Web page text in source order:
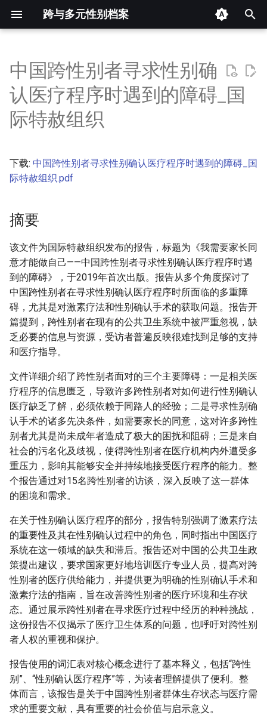
跨与多元性别档案
开
始
索
摘要
其他信息 [Processed Page
Metadata]
中国跨性别者寻求性别确
认医疗程序时遇到的障碍_国
际特赦组织
下载: 中国跨性别者寻求性别确认医疗程序时遇到的障碍_国
际特赦组织.pdf
摘要
该文件为国际特赦组织发布的报告，标题为《我需要家长同
意才能做自己——中国跨性别者寻求性别确认医疗程序时遇
到的障碍》，于2019年首次出版。报告从多个角度探讨了
中国跨性别者在寻求性别确认医疗程序时所面临的多重障
碍，尤其是对激素疗法和性别确认手术的获取问题。报告开
篇提到，跨性别者在现有的公共卫生系统中被严重忽视，缺
乏必要的信息与资源，受访者普遍反映很难找到足够的支持
和医疗指导。
文件详细介绍了跨性别者面对的三个主要障碍：一是相关医
疗程序的信息匮乏，导致许多跨性别者对如何进行性别确认
医疗缺乏了解，必须依赖于同路人的经验；二是寻求性别确
认手术的诸多先决条件，如需要家长的同意，这对许多跨性
别者尤其是尚未成年者造成了极大的困扰和阻碍；三是来自
社会的污名化及歧视，使得跨性别者在医疗机构内外遭受多
重压力，影响其能够安全并持续地接受医疗程序的能力。整
个报告通过对15名跨性别者的访谈，深入反映了这一群体
的困境和需求。
在关于性别确认医疗程序的部分，报告特别强调了激素疗法
的重要性及其在性别确认过程中的角色，同时指出中国医疗
系统在这一领域的缺失和滞后。报告还对中国的公共卫生政
策提出建议，要求国家更好地培训医疗专业人员，提高对跨
性别者的医疗供给能力，并提供更为明确的性别确认手术和
激素疗法的指南，旨在改善跨性别者的医疗环境和生存状
态。通过展示跨性别者在寻求医疗过程中经历的种种挑战，
这份报告不仅揭示了医疗卫生体系的问题，也呼吁对跨性别
者人权的重视和保护。
报告使用的词汇表对核心概念进行了基本释义，包括“跨性
别”、“性别确认医疗程序”等，为读者理解提供了便利。整
体而言，该报告是关于中国跨性别者群体生存状态与医疗需
求的重要文献，具有重要的社会价值与启示意义。